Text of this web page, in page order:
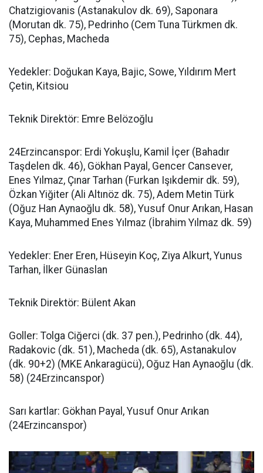
Chatzigiovanis (Astanakulov dk. 69), Saponara
(Morutan dk. 75), Pedrinho (Cem Tuna Türkmen dk.
75), Cephas, Macheda
Yedekler: Doğukan Kaya, Bajic, Sowe, Yıldırım Mert
Çetin, Kitsiou
Teknik Direktör: Emre Belözoğlu
24Erzincanspor: Erdi Yokuşlu, Kamil İçer (Bahadır
Taşdelen dk. 46), Gökhan Payal, Gencer Cansever,
Enes Yılmaz, Çınar Tarhan (Furkan Işıkdemir dk. 59),
Özkan Yiğiter (Ali Altınöz dk. 75), Adem Metin Türk
(Oğuz Han Aynaoğlu dk. 58), Yusuf Onur Arıkan, Hasan
Kaya, Muhammed Enes Yılmaz (İbrahim Yılmaz dk. 59)
Yedekler: Ener Eren, Hüseyin Koç, Ziya Alkurt, Yunus
Tarhan, İlker Günaslan
Teknik Direktör: Bülent Akan
Goller: Tolga Ciğerci (dk. 37 pen.), Pedrinho (dk. 44),
Radakovic (dk. 51), Macheda (dk. 65), Astanakulov
(dk. 90+2) (MKE Ankaragücü), Oğuz Han Aynaoğlu (dk.
58) (24Erzincanspor)
Sarı kartlar: Gökhan Payal, Yusuf Onur Arıkan
(24Erzincanspor)